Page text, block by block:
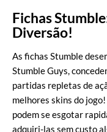
Fichas
Diversão!
As fichas Stumble
Stumble Guys,
partidas repletas de
melhores skins do
podem se esgotar
adquiri-las sem custo